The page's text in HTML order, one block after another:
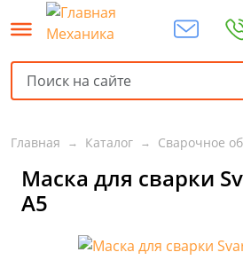
Главная Каталог Сварочное
Маска для сварки
A5